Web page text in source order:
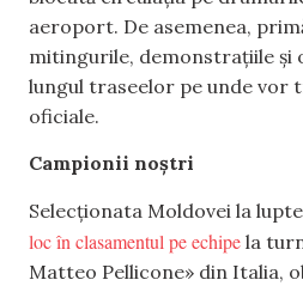
aeroport. De asemenea,
mitingurile, demonstrațiile și
lungul traseelor pe unde vor
oficiale.
Campionii noștri
Selecționata Moldovei la
loc în clasamentul pe echipe la
Matteo Pellicone» din Italia,